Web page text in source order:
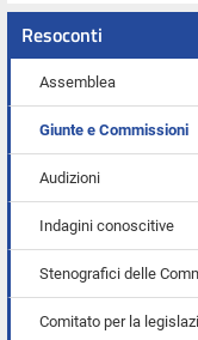
Resoconti
Assemblea
Giunte e Commissioni
Audizioni
Indagini conoscitive
Stenografici delle
Comitato per la